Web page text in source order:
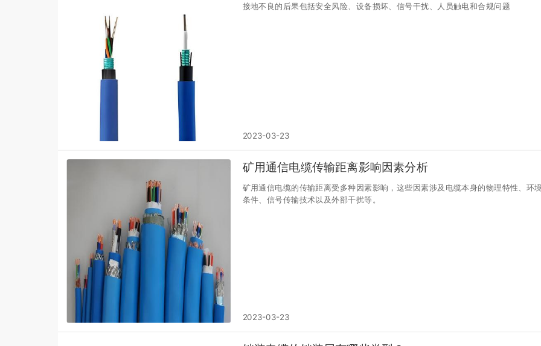
接地不良的后果包括安全风险、设备损坏、信号干扰、人员触电和合规问题
2023-03-23
矿用通信电缆传输距离影响因素分析
矿用通信电缆的传输距离受多种因素影响，这些因素涉及电缆本身的物理特性、环
条件、信号传输技术以及外部干扰等。
2023-03-23